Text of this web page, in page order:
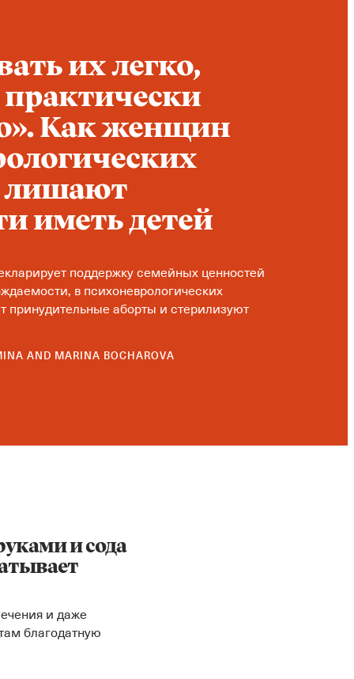
их легко,
практически
Как женщин
лишают
иметь детей
поддержку семейных ценностей
в психоневрологических
аборты и стерилизуют
AND MARINA BOCHAROVA
и сода
и даже
благодатную